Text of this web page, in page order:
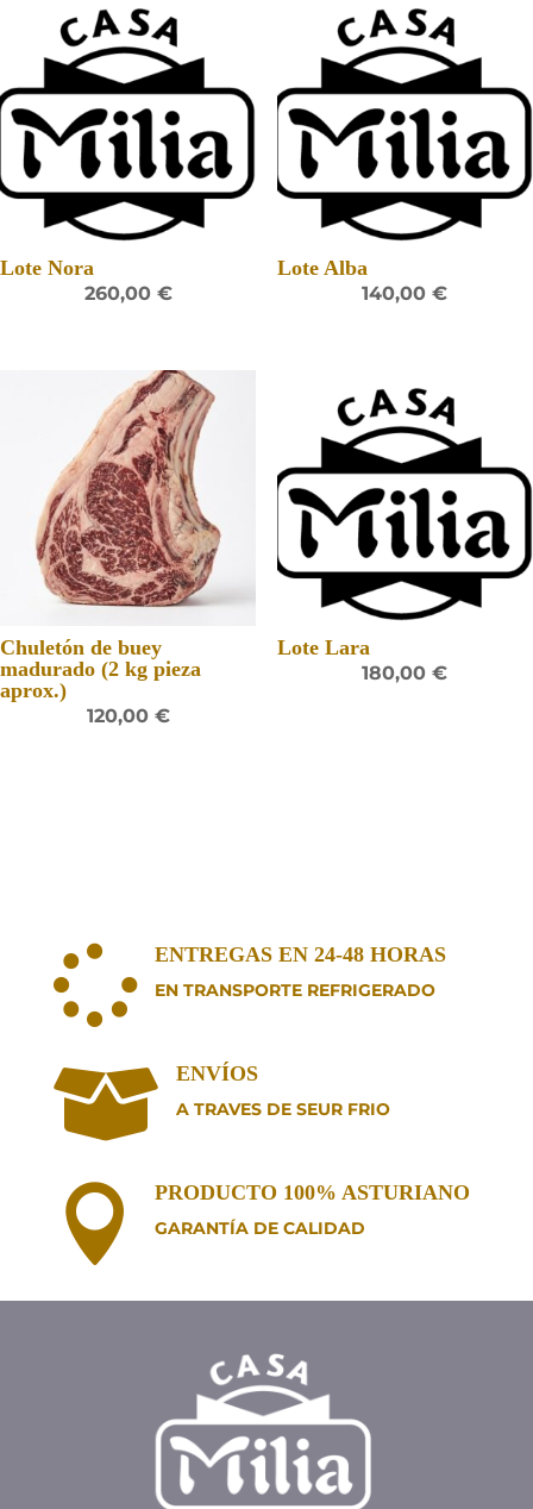
Lote Nora
260,00 €
Lote Alba
140,00€
Chuletón de buey
madurado (2 kg pieza
aprox.)
120,00 €
Lote Lara
180,00€
 ENTREGAS EN 24-48 HORAS
EN TRANSPORTE REFRIGERADO
 ENVÍOS
A TRAVES DE SEUR FRIO
 PRODUCTO 100% ASTURIANO
GARANTÍA DE CALIDAD